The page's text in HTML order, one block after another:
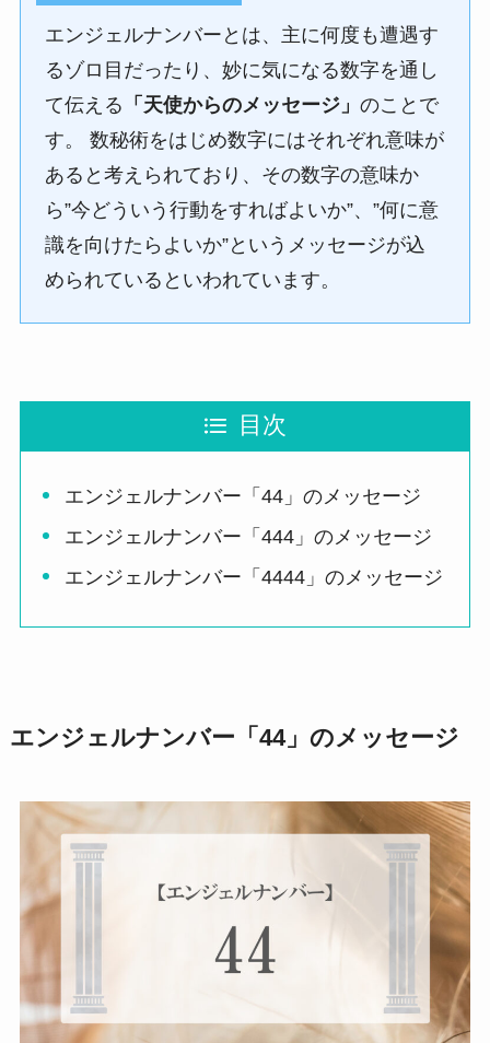
エンジェルナンバーとは、主に何度も遭遇す
るゾロ目だったり、妙に気になる数字を通し
て伝える 「天使からのメッセージ」のことで
す。 数秘術をはじめ数字にはそれぞれ意味が
あると考えられており、その数字の意味か
ら”今どういう行動をすればよいか”、”何に意
識を向けたらよいか”というメッセージが込
められているといわれています。
目次
エンジェルナンバー「44」のメッセージ
エンジェルナンバー「444」のメッセージ
エンジェルナンバー「4444」のメッセージ
エンジェルナンバー「44」のメッセージ